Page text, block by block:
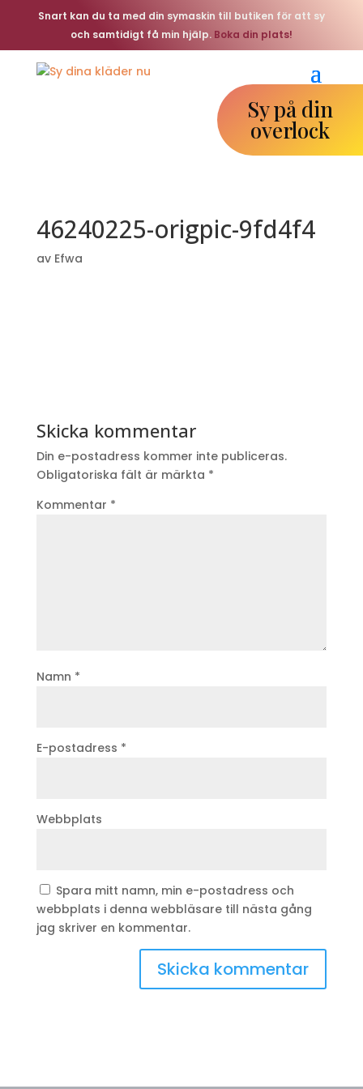
Snart kan du ta med din symaskin till butiken för att sy
och samtidigt få min hjälp. Boka din plats!
Sy på din
overlock
46240225-origpic-9fd4f4
av Efwa
Skicka kommentar
Din e-postadress kommer inte publiceras.
Obligatoriska fält är märkta *
Kommentar *
Namn *
E-postadress *
Webbplats
Spara mitt namn, min e-postadress och
webbplats i denna webbläsare till nästa gång
jag skriver en kommentar.